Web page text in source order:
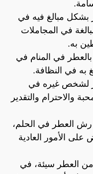
بشكل مبالغ فيه في
في المجاملات
به.
في المنام في
به في النظافة.
لشخص غيره في
والاحترام والتقدير
رش العطر في الحلم،
الأمور العادية
من العطر سيئة، في